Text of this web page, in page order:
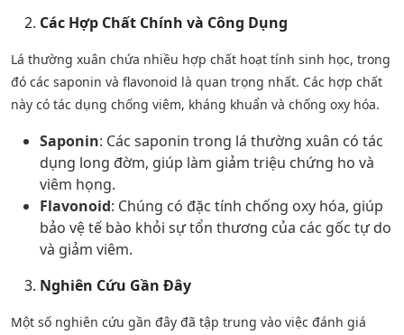
Các Hợp Chất Chính và Công Dụng
Lá thường xuân chứa nhiều hợp chất hoạt tính sinh học, trong
đó các saponin và flavonoid là quan trọng nhất. Các hợp chất
này có tác dụng chống viêm, kháng khuẩn và chống oxy hóa.
Saponin: Các saponin trong lá thường xuân có tác
dụng long đờm, giúp làm giảm triệu chứng ho và
viêm họng.
Flavonoid: Chúng có đặc tính chống oxy hóa, giúp
bảo vệ tế bào khỏi sự tổn thương của các gốc tự do
và giảm viêm.
Nghiên Cứu Gần Đây
Một số nghiên cứu gần đây đã tập trung vào việc đánh giá